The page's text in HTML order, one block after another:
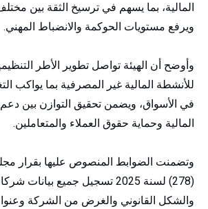
المالية، بما يسهم في ترسيخ الثقة بين
ويرفع مستويات الحوكمة والانضباط المهني.
وأوضح أن الهيئة تواصل تطوير الأطر
للأنشطة المالية غير المصرفية بما يواكب
في الأسواق، ويضمن تحقيق التوازن بين
المالية وحماية حقوق العملاء والمتعاملين.
وتضمنت الضوابط المنصوص عليها بقرار
(278) لسنة 2025 تسجيل جميع
والشكل القانوني والغرض من الشركة